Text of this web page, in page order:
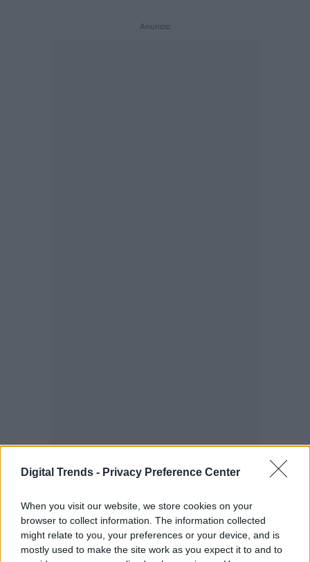
Digital Trends - Privacy Preference Center
When you visit our website, we store cookies on your
browser to collect information. The information collected
might relate to you, your preferences or your device, and is
mostly used to make the site work as you expect it to and to
Es posible elegir entre el cuero vegano o
“cristal de acrílico” en el acabado. Por lo